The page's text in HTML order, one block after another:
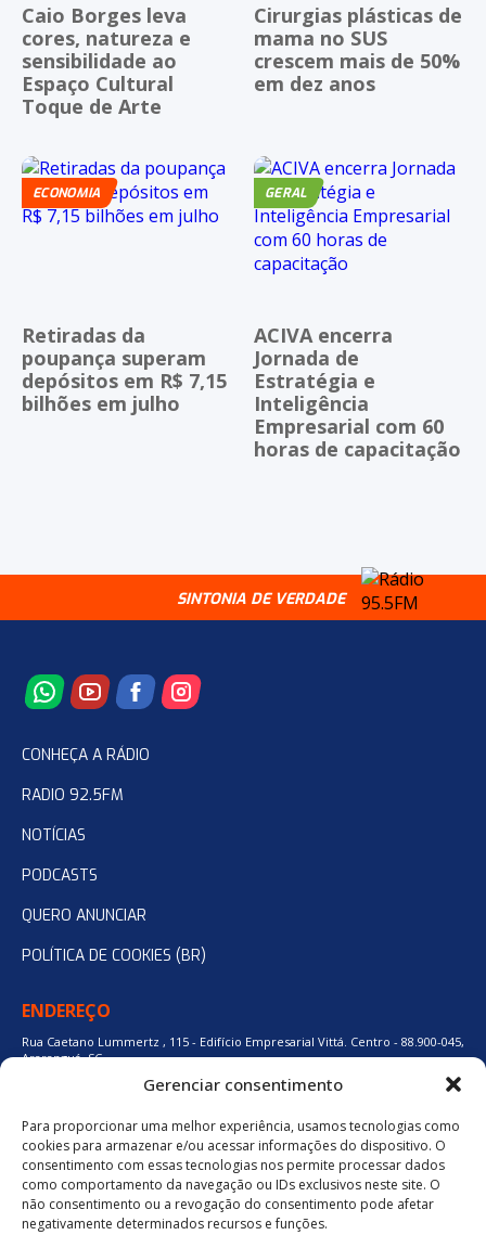
Gerenciar consentimento
Para proporcionar uma melhor experiência, usamos tecnologias como
cookies para armazenar e/ou acessar informações do dispositivo. O
consentimento com essas tecnologias nos permite processar dados
como comportamento da navegação ou IDs exclusivos neste site. O
não consentimento ou a revogação do consentimento pode afetar
negativamente determinados recursos e funções.
Caio Borges leva
cores, natureza e
sensibilidade ao
Espaço Cultural
Toque de Arte
Cirurgias plásticas de
mama no SUS
crescem mais de 50%
em dez anos
ECONOMIA
Retiradas da
poupança superam
depósitos em R$ 7,15
bilhões em julho
GERAL
ACIVA encerra
Jornada de
Estratégia e
Inteligência
Empresarial com 60
horas de capacitação
SINTONIA DE VERDADE
CONHEÇA A RÁDIO
RADIO 92.5FM
NOTÍCIAS
PODCASTS
QUERO ANUNCIAR
POLÍTICA DE COOKIES (BR)
ENDEREÇO
Rua Caetano Lummertz , 115 - Edifício Empresarial Vittá. Centro - 88.900-045,
Araranguá, SC.
48 3524-0137
48 9880-84667